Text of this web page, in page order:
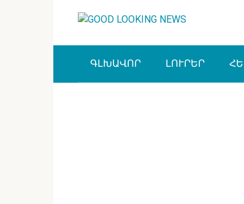
ԳԼԽԱՎՈՐ ԼՈՒՐԵՐ